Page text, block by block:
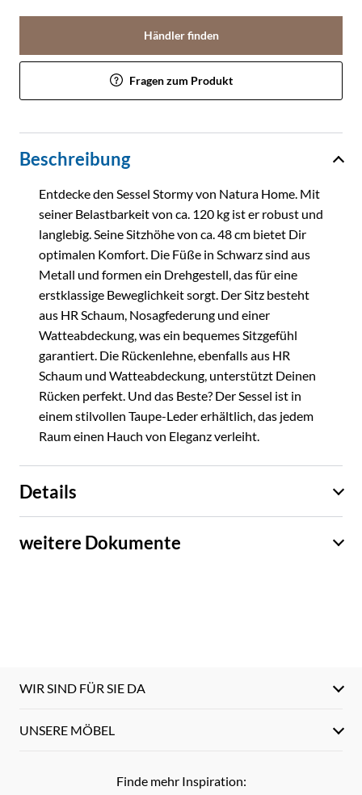
Händler finden
Fragen zum Produkt
Beschreibung
Entdecke den Sessel Stormy von Natura Home. Mit
seiner Belastbarkeit von ca. 120 kg ist er robust und
langlebig. Seine Sitzhöhe von ca. 48 cm bietet Dir
optimalen Komfort. Die Füße in Schwarz sind aus
Metall und formen ein Drehgestell, das für eine
erstklassige Beweglichkeit sorgt. Der Sitz besteht
aus HR Schaum, Nosagfederung und einer
Watteabdeckung, was ein bequemes Sitzgefühl
garantiert. Die Rückenlehne, ebenfalls aus HR
Schaum und Watteabdeckung, unterstützt Deinen
Rücken perfekt. Und das Beste? Der Sessel ist in
einem stilvollen Taupe-Leder erhältlich, das jedem
Raum einen Hauch von Eleganz verleiht.
Details
weitere Dokumente
WIR SIND FÜR SIE DA
UNSERE MÖBEL
Finde mehr Inspiration: